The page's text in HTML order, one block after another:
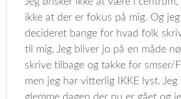
ikke at der er fokus på mig. Og
decideret bange for hvad folk
til mig. Jeg bliver jo på en måde
skrive tilbage og takke for smser/
men jeg har vitterlig IKKE lyst.